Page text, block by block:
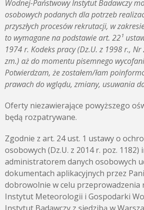
Wodnej-Państwowy Instytut Badawczy
osobowych podanych dla potrzeb
przyszłych procesów rekrutacji, w
to wymagane na podstawie art. 22¹
1974 r. Kodeks pracy (Dz.U. z 1998 r., Nr
zm.) aż do momentu pisemnego
Potwierdzam, że zostałem/łam
prawach do wglądu, zmiany, usuwania
Oferty niezawierające powyższego
będą rozpatrywane.
Zgodnie z art. 24 ust. 1 ustawy o
osobowych (Dz.U. z 2014 r. poz.
administratorem danych osobowych
dokumentach aplikacyjnych przez
dobrowolnie w celu przeprowadzenia
Instytut Meteorologii i Gospodarki